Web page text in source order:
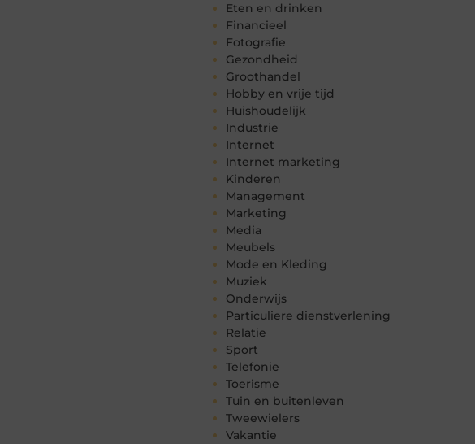
Eten en drinken
Financieel
Fotografie
Gezondheid
Groothandel
Hobby en vrije tijd
Huishoudelijk
Industrie
Internet
Internet marketing
Kinderen
Management
Marketing
Media
Meubels
Mode en Kleding
Muziek
Onderwijs
Particuliere dienstverlening
Relatie
Sport
Telefonie
Toerisme
Tuin en buitenleven
Tweewielers
Vakantie